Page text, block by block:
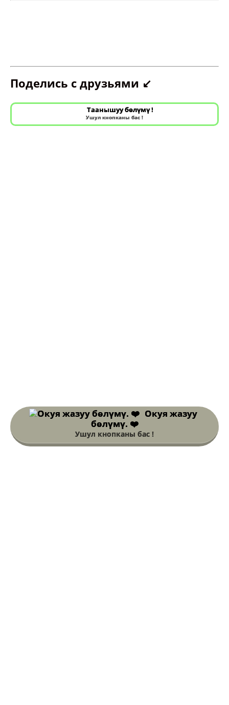
Поделись с друзьями ↙️
Таанышуу бөлүмү !
Ушул кнопканы бас !
Окуя жазуу
бөлүмү. ❤️
Ушул кнопканы бас !